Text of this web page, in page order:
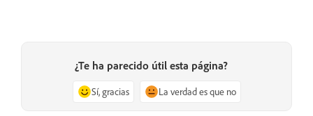
¿Te ha parecido útil esta página?
Sí, gracias La verdad es que no